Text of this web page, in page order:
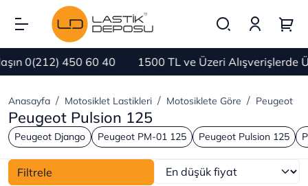
0(212) 450 60 40 1500 TL ve Üzeri Alışverişlerde
Anasayfa Motosiklet Lastikleri Motosiklete Göre Peugeot
Peugeot Pulsion 125
Peugeot Django Peugeot PM-01 125 Peugeot Pulsion 125
Filtrele